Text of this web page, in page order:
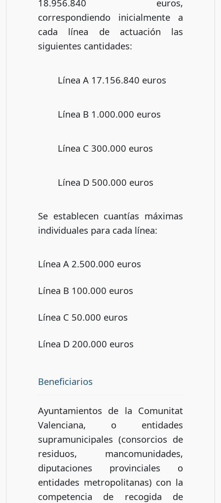
18.956.840 euros,
correspondiendo inicialmente a
cada línea de actuación las
siguientes cantidades:
Línea A 17.156.840 euros
Línea B 1.000.000 euros
Línea C 300.000 euros
Línea D 500.000 euros
Se establecen cuantías máximas
individuales para cada línea:
Línea A 2.500.000 euros
Línea B 100.000 euros
Línea C 50.000 euros
Línea D 200.000 euros
Beneficiarios
Ayuntamientos de la Comunitat
Valenciana, o entidades
supramunicipales (consorcios de
residuos, mancomunidades,
diputaciones provinciales o
entidades metropolitanas) con la
competencia de recogida de